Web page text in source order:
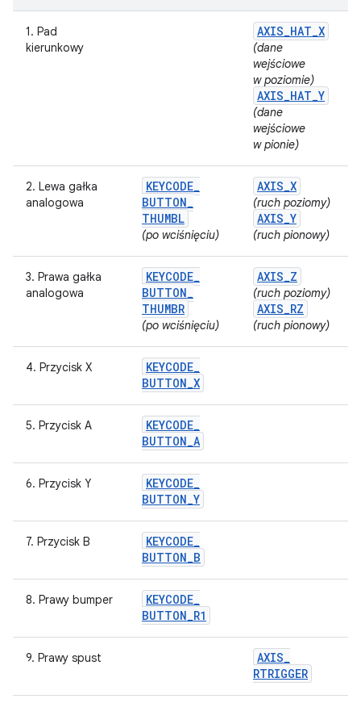
1. Pad
kierunkowy
AXIS_HAT_X
(dane
wejściowe
w poziomie)
AXIS_HAT_Y
(dane
wejściowe
w pionie)
2. Lewa gałka
analogowa
KEYCODE_
BUTTON_
THUMBL
(po wciśnięciu)
AXIS_X
(ruch poziomy)
AXIS_Y
(ruch pionowy)
3. Prawa gałka
analogowa
KEYCODE_
BUTTON_
THUMBR
(po wciśnięciu)
AXIS_Z
(ruch poziomy)
AXIS_RZ
(ruch pionowy)
4. Przycisk X KEYCODE_
BUTTON_X
5. Przycisk A KEYCODE_
BUTTON_A
6. Przycisk Y KEYCODE_
BUTTON_Y
7. Przycisk B KEYCODE_
BUTTON_B
8. Prawy bumper KEYCODE_
BUTTON_R1
9. Prawy spust AXIS_
RTRIGGER